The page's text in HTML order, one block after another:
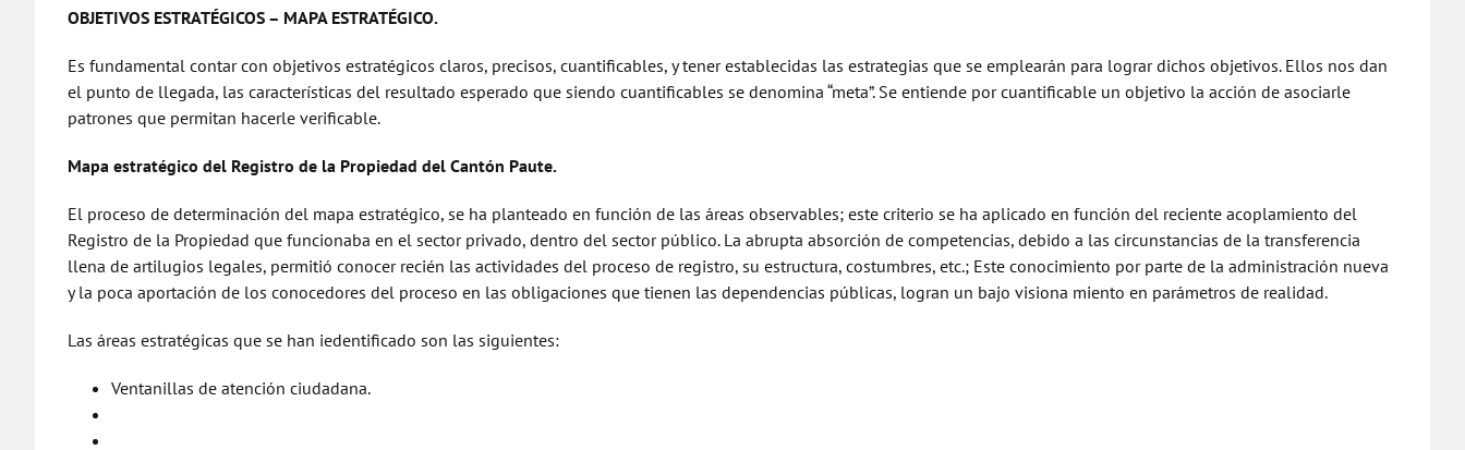
OBJETIVOS ESTRATÉGICOS – MAPA ESTRATÉGICO.
Es fundamental contar con objetivos estratégicos claros, precisos, cuantificables, y tener establecidas las estrategias que se emplearán para lograr dichos objetivos. Ellos nos dan
el punto de llegada, las características del resultado esperado que siendo cuantificables se denomina “meta”. Se entiende por cuantificable un objetivo la acción de asociarle
patrones que permitan hacerle verificable.
Mapa estratégico del Registro de la Propiedad del Cantón Paute.
El proceso de determinación del mapa estratégico, se ha planteado en función de las áreas observables; este criterio se ha aplicado en función del reciente acoplamiento del
Registro de la Propiedad que funcionaba en el sector privado, dentro del sector público. La abrupta absorción de competencias, debido a las circunstancias de la transferencia
llena de artilugios legales, permitió conocer recién las actividades del proceso de registro, su estructura, costumbres, etc.; Este conocimiento por parte de la administración nueva
y la poca aportación de los conocedores del proceso en las obligaciones que tienen las dependencias públicas, logran un bajo visiona miento en parámetros de realidad.
Las áreas estratégicas que se han iedentificado son las siguientes:
Ventanillas de atención ciudadana.